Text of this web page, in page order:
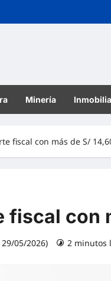
Minería
fiscal con más de S/
con
05/2026) 2 minutos